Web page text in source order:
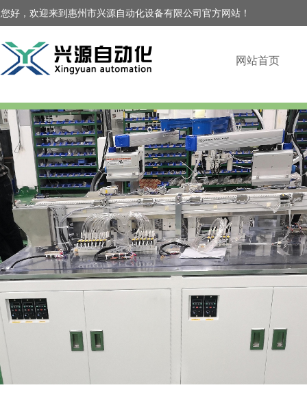
您好，欢迎来到惠州市兴源自动化设备有限公司官方网站！
网站首页